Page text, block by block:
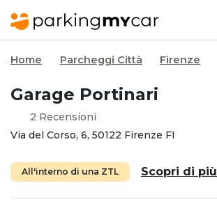
Home Parcheggi Città Firenze
Garage Portinari
2 Recensioni
Via del Corso, 6, 50122 Firenze FI
All'interno di una ZTL Scopri di più